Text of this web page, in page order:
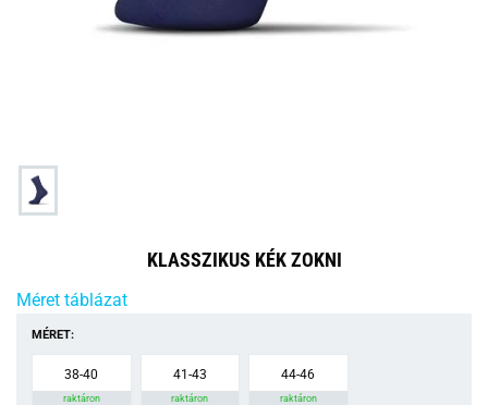
KLASSZIKUS KÉK ZOKNI
Méret táblázat
MÉRET:
38-40
raktáron
41-43
raktáron
44-46
raktáron